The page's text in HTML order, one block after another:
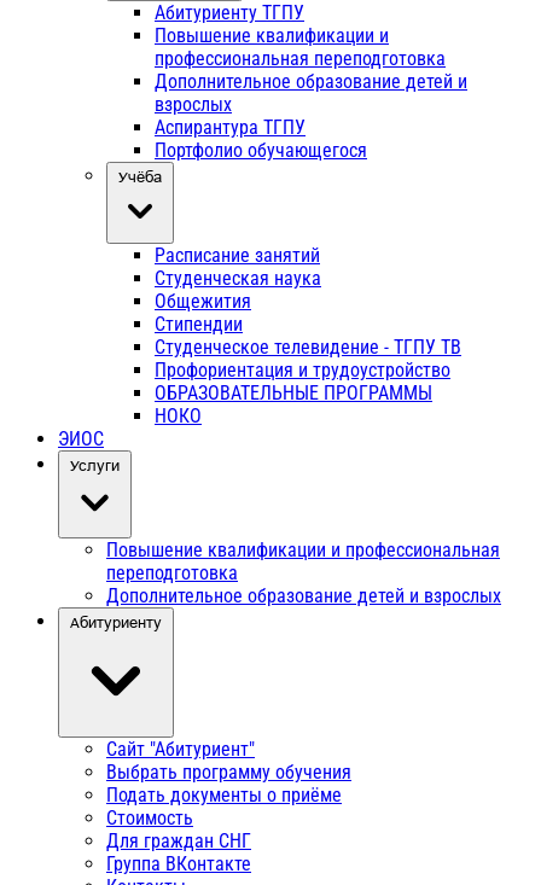
Абитуриенту ТГПУ
Повышение квалификации и
профессиональная переподготовка
Дополнительное образование детей и
взрослых
Аспирантура ТГПУ
Портфолио обучающегося
Учёба
Расписание занятий
Студенческая наука
Общежития
Стипендии
Студенческое телевидение - ТГПУ ТВ
Профориентация и трудоустройство
ОБРАЗОВАТЕЛЬНЫЕ ПРОГРАММЫ
НОКО
ЭИОС
Услуги
Повышение квалификации и профессиональная
переподготовка
Дополнительное образование детей и взрослых
Абитуриенту
Сайт "Абитуриент"
Выбрать программу обучения
Подать документы о приёме
Стоимость
Для граждан СНГ
Группа ВКонтакте